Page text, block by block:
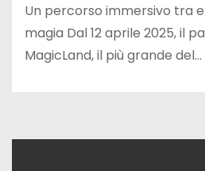
Un percorso immersivo tra
magia Dal 12 aprile 2025, il
MagicLand, il più grande del…